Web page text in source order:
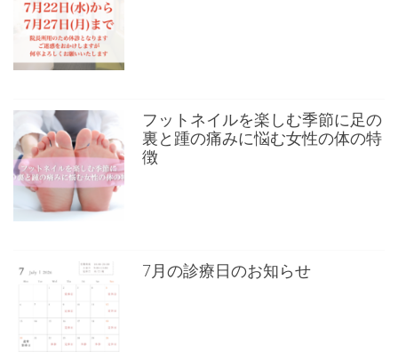
フットネイルを楽しむ季節に足の
裏と踵の痛みに悩む女性の体の特
徴
7月の診療日のお知らせ